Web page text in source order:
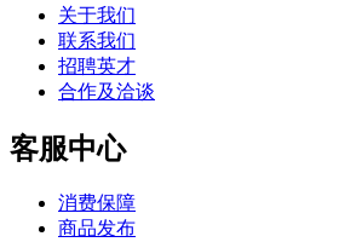
关于我们
联系我们
招聘英才
合作及洽谈
客服中心
消费保障
商品发布